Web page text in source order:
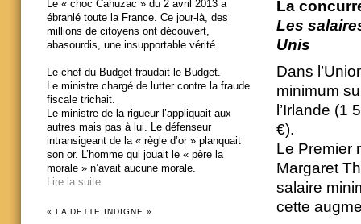
La
Les
Unis
Dans
minimum
l’Irlande (1
€).
Le Premier
Margaret
salaire
cette
Le « choc Cahuzac » du 2 avril 2013 a
ébranlé toute la France. Ce jour-là, des
millions de citoyens ont découvert,
abasourdis, une insupportable vérité.
Le chef du Budget fraudait le Budget.
Le ministre chargé de lutter contre la fraude
fiscale trichait.
Le ministre de la rigueur l’appliquait aux
autres mais pas à lui. Le défenseur
intransigeant de la « règle d’or » planquait
son or. L’homme qui jouait le « père la
morale » n’avait aucune morale.
Lire la suite
« LA DETTE INDIGNE »